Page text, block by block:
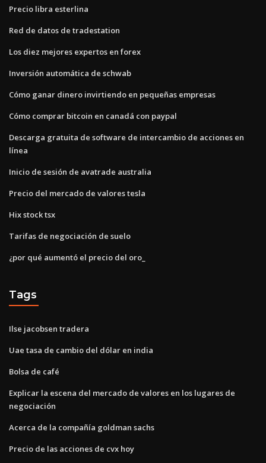
Precio libra esterlina
Red de datos de tradestation
Los diez mejores expertos en forex
Inversión automática de schwab
Cómo ganar dinero invirtiendo en pequeñas empresas
Cómo comprar bitcoin en canadá con paypal
Descarga gratuita de software de intercambio de acciones en
línea
Inicio de sesión de avatrade australia
Precio del mercado de valores tesla
Hix stock tsx
Tarifas de negociación de suelo
¿por qué aumentó el precio del oro_
Tags
Ilse jacobsen tradera
Uae tasa de cambio del dólar en india
Bolsa de café
Explicar la escena del mercado de valores en los lugares de
negociación
Acerca de la compañía goldman sachs
Precio de las acciones de cvx hoy